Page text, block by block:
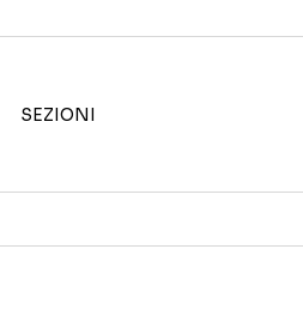
SEZIONI